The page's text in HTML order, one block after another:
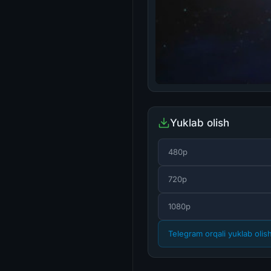
Yuklab olish
480p
720p
1080p
Telegram orqali yuklab